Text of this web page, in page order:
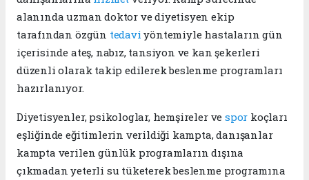
alanında uzman doktor ve diyetisyen ekip
tarafından özgün tedavi yöntemiyle hastaların gün
içerisinde ateş, nabız, tansiyon ve kan şekerleri
düzenli olarak takip edilerek beslenme programları
hazırlanıyor.
Diyetisyenler, psikologlar, hemşireler ve spor koçları
eşliğinde eğitimlerin verildiği kampta, danışanlar
kampta verilen günlük programların dışına
çıkmadan yeterli su tüketerek beslenme programına